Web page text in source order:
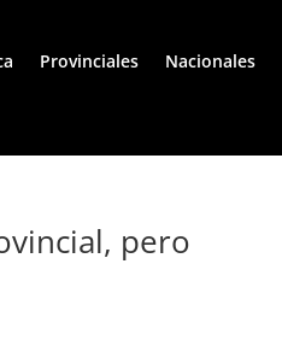
Provinciales Nacionales
pero